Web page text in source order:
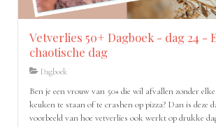
Vetverlies 50+ Dagboek - dag 24 -
chaotische dag
Dagboek
Ben je een vrouw van 50+ die wil afvallen zonder
keuken te staan of te crashen op pizza? Dan is deze
voorbeeld van hoe vetverlies ook werkt op drukke